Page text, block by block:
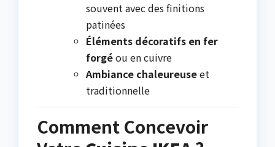
souvent avec des finitions
patinées
Éléments décoratifs en fer
forgéou en cuivre
Ambiance chaleureuseet
traditionnelle
Comment Concevoir